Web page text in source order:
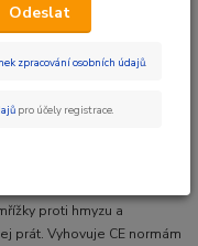
PC-V6/ EPS / výstelka , 10
proti hmyzu a
prát. Vyhovuje CE normám
Odeslat
zpracování osobních údajů.
pro účely registrace.